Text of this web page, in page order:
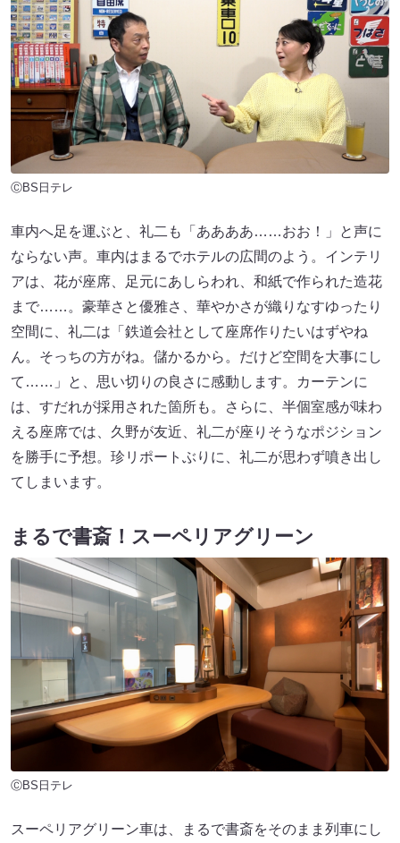
ⒸBS日テレ
車内へ足を運ぶと、礼二も「ああああ……おお！」と声に
ならない声。車内はまるでホテルの広間のよう。インテリ
アは、花が座席、足元にあしらわれ、和紙で作られた造花
まで……。豪華さと優雅さ、華やかさが織りなすゆったり
空間に、礼二は「鉄道会社として座席作りたいはずやね
ん。そっちの方がね。儲かるから。だけど空間を大事にし
て……」と、思い切りの良さに感動します。カーテンに
は、すだれが採用された箇所も。さらに、半個室感が味わ
える座席では、久野が友近、礼二が座りそうなポジション
を勝手に予想。珍リポートぶりに、礼二が思わず噴き出し
てしまいます。
まるで書斎！スーペリアグリーン
ⒸBS日テレ
スーペリアグリーン車は、まるで書斎をそのまま列車にし